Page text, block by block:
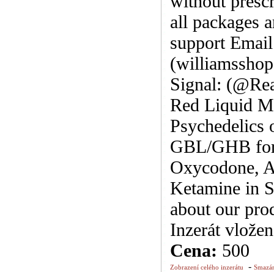
all packages
support
Signal:
Red Liquid
GBL/GHB
Oxycodone,
Ketamine in
about our
Inzerát
Cena: 500
Zobrazení celého inzerátu -